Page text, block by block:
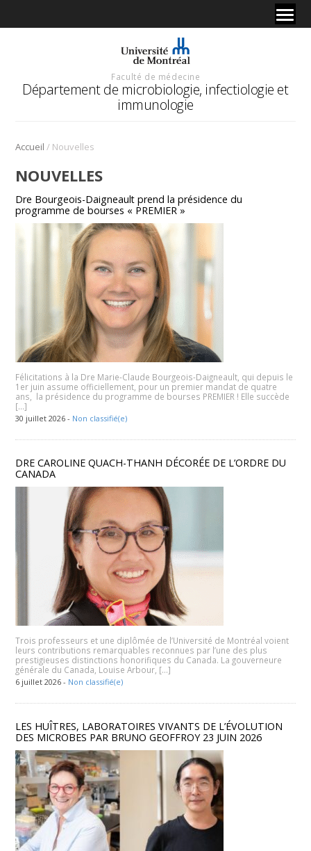
Faculté de médecine
Département de microbiologie, infectiologie et
immunologie
Accueil / Nouvelles
NOUVELLES
Dre Bourgeois-Daigneault prend la présidence du
programme de bourses « PREMIER »
Félicitations à la Dre Marie-Claude Bourgeois-Daigneault, qui depuis le
1er juin assume officiellement, pour un premier mandat de quatre
ans, la présidence du programme de bourses PREMIER ! Elle succède
[…]
30 juillet 2026 - Non classifié(e)
DRE CAROLINE QUACH-THANH DÉCORÉE DE L’ORDRE DU
CANADA
Trois professeurs et une diplômée de l’Université de Montréal voient
leurs contributions remarquables reconnues par l’une des plus
prestigieuses distinctions honorifiques du Canada. La gouverneure
générale du Canada, Louise Arbour, […]
6 juillet 2026 - Non classifié(e)
LES HUÎTRES, LABORATOIRES VIVANTS DE L’ÉVOLUTION
DES MICROBES PAR BRUNO GEOFFROY 23 JUIN 2026